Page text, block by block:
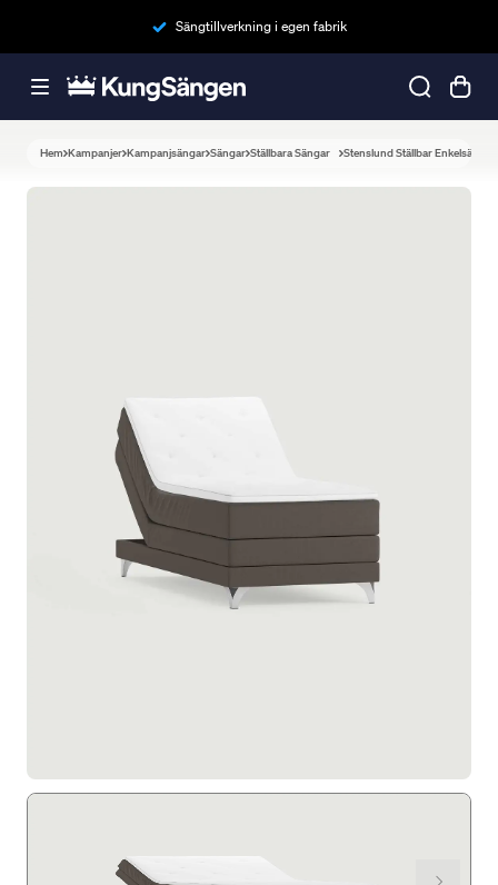
Sängtillverkning i egen fabrik
Hem Kampanjer Kampanjsängar Sängar Ställbara Sängar Stenslund Ställbar Enkelsäng